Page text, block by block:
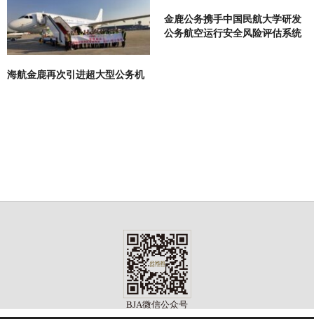
海航金鹿再次引进超大型公务机
金鹿公务携手中国民航大学研发
公务航空运行安全风险评估系统